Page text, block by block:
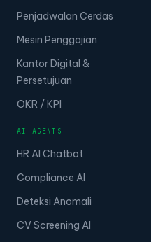
Penjadwalan Cerdas
Mesin Penggajian
Kantor Digital &
Persetujuan
OKR / KPI
AI AGENTS
HR AI Chatbot
Compliance AI
Deteksi Anomali
CV Screening AI